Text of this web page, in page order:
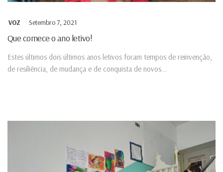
VOZ Setembro 7, 2021
Que comece o ano letivo!
Estes últimos dois últimos anos letivos foram tempos de reinvenção,
de resiliência, de mudança e de conquista de novos...